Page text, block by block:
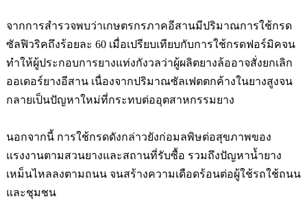
จากการสรวจพบว่าเกษตรกรภาคอีสานมีปริมาณการใช้กรด
ซัลฟิวริคถึงร้อยละ 60เมื่อเปรียบเทียบกับการใช้กรดฟอร์มิคจน
ทำให้ผู้ประกอบการยางแท่งกังวลว่าผู้ผลิตยางล้ออาจสั่งยกเลิก
ออเดอร์ยางอีสาน เนื่องจากปริมาณซัลเฟตตกค้างในยางสูงจน
กลายเป็นปัญหาใหม่ที่กระทบต่ออุตสาหกรรมยาง
นอกจากนี้ การใช้กรดดังกล่าวยังก่อมลพิษต่อสุขภาพของ
แรงงานตามสวนยางและสถานที่รับซื้อ รวมถึงปัญหาน้ำยาง
เหม็นไหลลงตามถนน จนสร้างความเดือดร้อนต่อผู้ใช้รถใช้ถนน
และชุมชน